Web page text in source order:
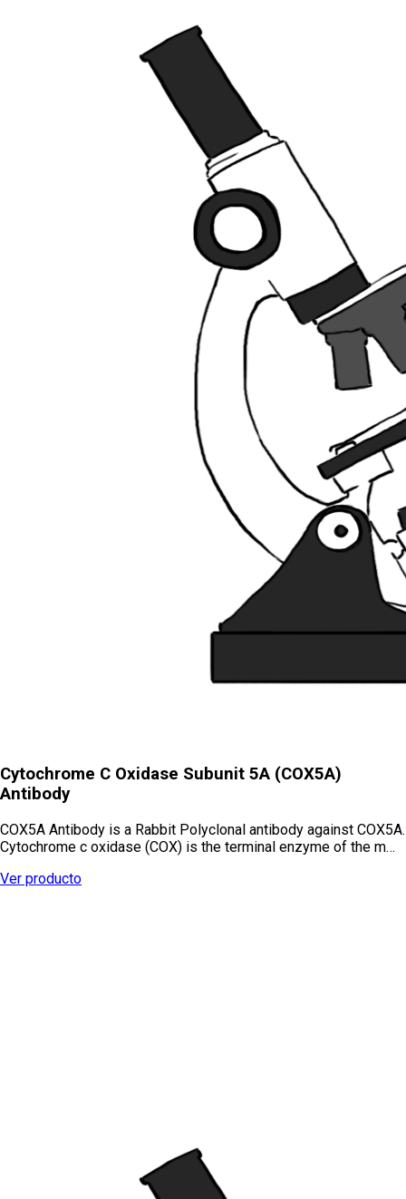
Cytochrome C Oxidase Subunit 5A (COX5A)
Antibody
COX5A Antibody is a Rabbit Polyclonal antibody against COX5A.
Cytochrome c oxidase (COX) is the terminal enzyme of the m…
Ver producto